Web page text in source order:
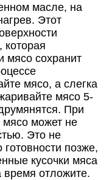
масле, на
Этот
которая
мясо сохранит
мясо, а слегка
мясо 5-
При
может не
Это не
позже,
кусочки мяса
время отложите.